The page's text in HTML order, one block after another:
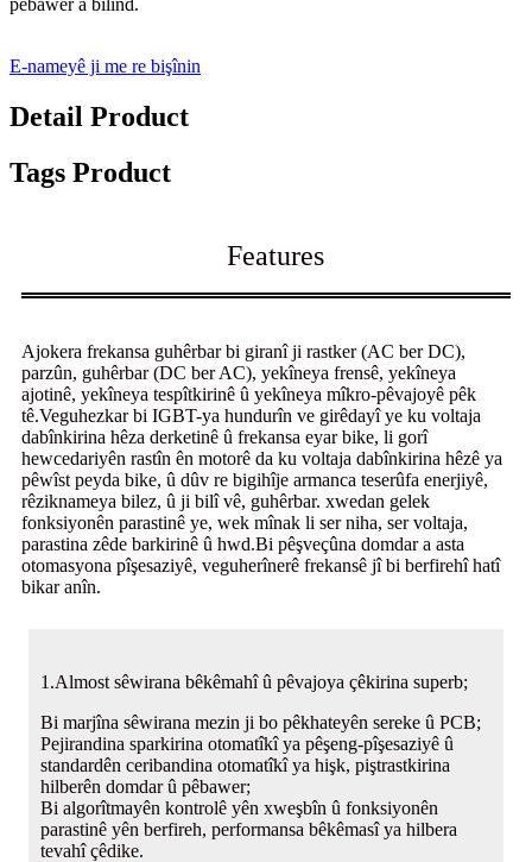
pêbawer a bilind.
E-nameyê ji me re bişînin
Detail Product
Tags Product
Features
Ajokera frekansa guhêrbar bi giranî ji rastker (AC ber DC),
parzûn, guhêrbar (DC ber AC), yekîneya frensê, yekîneya
ajotinê, yekîneya tespîtkirinê û yekîneya mîkro-pêvajoyê pêk
tê.Veguhezkar bi IGBT-ya hundurîn ve girêdayî ye ku voltaja
dabînkirina hêza derketinê û frekansa eyar bike, li gorî
hewcedariyên rastîn ên motorê da ku voltaja dabînkirina hêzê ya
pêwîst peyda bike, û dûv re bigihîje armanca teserûfa enerjiyê,
rêziknameya bilez, û ji bilî vê, guhêrbar. xwedan gelek
fonksiyonên parastinê ye, wek mînak li ser niha, ser voltaja,
parastina zêde barkirinê û hwd.Bi pêşveçûna domdar a asta
otomasyona pîşesaziyê, veguherînerê frekansê jî bi berfirehî hatî
bikar anîn.
1.Almost sêwirana bêkêmahî û pêvajoya çêkirina superb;
Bi marjîna sêwirana mezin ji bo pêkhateyên sereke û PCB;
Pejirandina sparkirina otomatîkî ya pêşeng-pîşesaziyê û
standardên ceribandina otomatîkî ya hişk, piştrastkirina
hilberên domdar û pêbawer;
Bi algorîtmayên kontrolê yên xweşbîn û fonksiyonên
parastinê yên berfireh, performansa bêkêmasî ya hilbera
tevahî çêdike.